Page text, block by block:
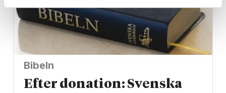
Bibeln
Efter donation: Svenska